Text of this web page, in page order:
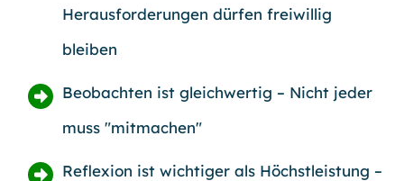
Herausforderungen dürfen freiwillig
bleiben
Beobachten ist gleichwertig – Nicht jeder
muss "mitmachen"
Reflexion ist wichtiger als Höchstleistung –